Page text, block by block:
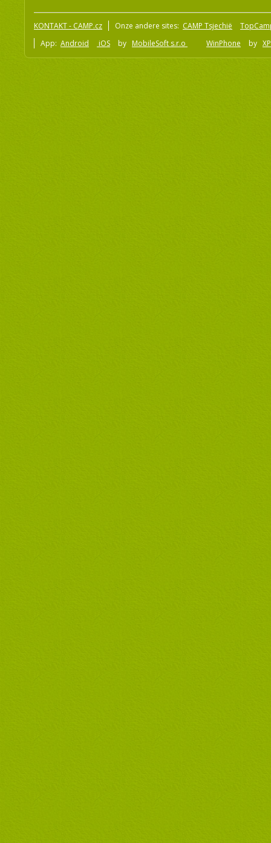
KONTAKT - CAMP.cz Onze andere sites: CAMP Tsjechië
App: Android iOS by MobileSoft s.r.o WinPhone by